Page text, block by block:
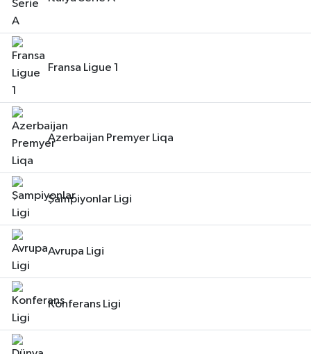
Fransa Ligue 1
Azerbaijan Premyer Liqa
Şampiyonlar Ligi
Avrupa Ligi
Konferans Ligi